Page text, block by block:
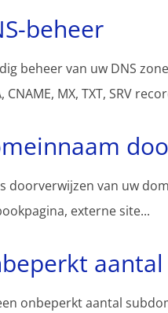
beheer
beheer van uw DNS
CNAME, MX, TXT, SRV
doorverwijzen van uw
externe site...
onbeperkt aantal